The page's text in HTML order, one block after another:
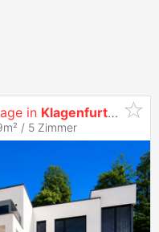
in Klagenfurtam
/ 5 Zimmer